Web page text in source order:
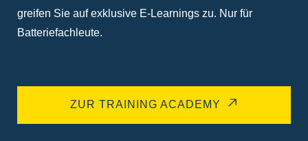
greifen Sie auf exklusive E-Learnings zu. Nur für
Batteriefachleute.
ZUR TRAINING ACADEMY